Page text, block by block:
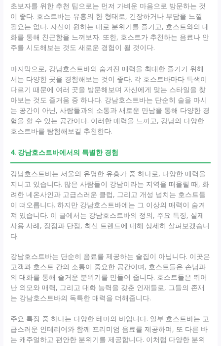
초보자를 위한 추천 팁으로는 먼저 가벼운 마음으로 방문하는 것
이 좋다. 호스트바는 유흥의 한 형태로, 긴장하거나 부담을 느낄
필요는 없다. 자신이 원하는 대로 분위기를 즐기고, 호스트와의 대
화를 통해 친근함을 느껴보자. 또한, 호스트가 추천하는 음료나 안
주를 시도해보는 것도 새로운 경험이 될 것이다.
마지막으로, 강남호스트바의 숨겨진 매력을 최대한 즐기기 위해
서는 다양한 곳을 경험해보는 것이 좋다. 각 호스트바마다 특색이
다르기 때문에 여러 곳을 방문해보며 자신에게 맞는 스타일을 찾
아보는 것도 즐거움 중 하나다. 강남호스트바는 단순히 술을 마시
는 공간이 아닌, 사람들과의 소통과 새로운 만남을 통해 다양한 경
험을 할 수 있는 공간이다. 이러한 매력을 느끼고, 강남의 다양한
호스트바를 탐험해보길 추천한다.
4. 강남호스트바에서의 특별한 경험
강남호스트바는 서울의 유명한 유흥가 중 하나로, 다양한 매력을
지니고 있습니다. 많은 사람들이 강남이라는 지역을 떠올릴 때, 화
려한 네온사인과 고급스러운 클럽, 그리고 개성 넘치는 호스트들
이 떠오릅니다. 하지만 강남호스트바에는 그 이상의 매력이 숨겨
져 있습니다. 이 글에서는 강남호스트바의 정의, 주요 특징, 실제
사용 사례, 장점과 단점, 최신 트렌드에 대해 상세히 살펴보겠습니
다.
강남호스트바는 단순히 음료를 제공하는 술집이 아닙니다. 이곳은
고객과 호스트 간의 소통이 중요한 공간이며, 호스트들은 손님과
의 대화를 통해 즐거운 분위기를 만들어 줍니다. 호스트들은 뛰어
난 외모와 매력, 그리고 대화 능력을 갖춘 인재들로, 그들의 존재
는 강남호스트바의 독특한 매력을 더해줍니다.
주요 특징 중 하나는 다양한 테마의 바입니다. 일부 호스트바는 고
급스러운 인테리어와 함께 프리미엄 음료를 제공하며, 또 다른 바
는 캐주얼하고 편안한 분위기를 제공합니다. 이처럼 다양한 분위